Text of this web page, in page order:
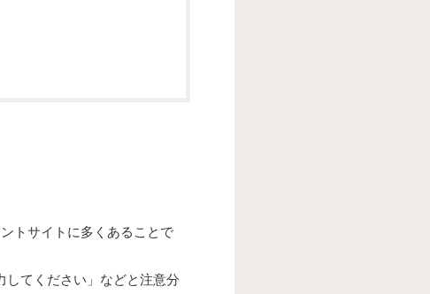
トサイトに多くあることで
してください」などと注意分